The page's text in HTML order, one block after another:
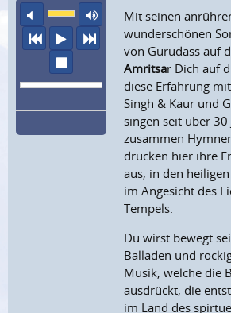
Ton aus
maximale
vorheriger Titel
Abspielennächster Titel
Wiedergabe stoppen
Mit seinen
wunderschönen
von Gurudass auf
Amritsar Dich auf
diese Erfahrung
Singh & Kaur und
singen seit über 30
zusammen
drücken hier ihre
aus, in den
im Angesicht des
Tempels.
Du wirst bewegt
Balladen und
Musik, welche die
ausdrückt, die
im Land des